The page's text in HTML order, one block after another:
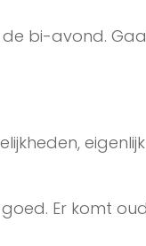
bi-avond.
Er komt